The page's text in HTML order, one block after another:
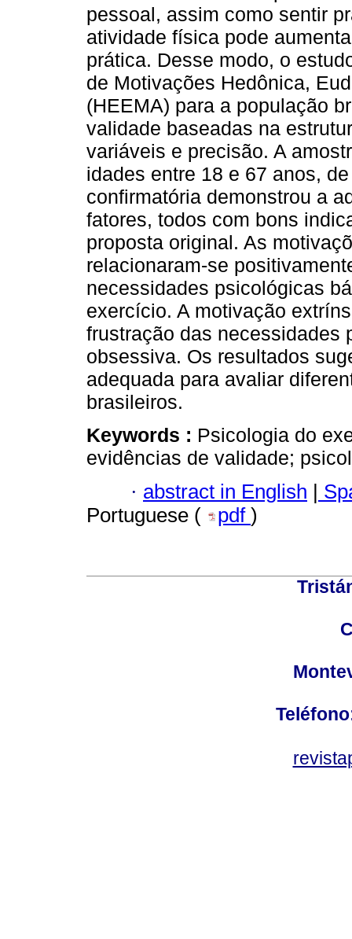
pessoal, assim como sentir
atividade física pode
prática. Desse modo, o
de Motivações Hedônica,
(HEEMA) para a população
validade baseadas na
variáveis e precisão. A
idades entre 18 e 67 anos,
confirmatória demonstrou a
fatores, todos com bons
proposta original. As
relacionaram-se
necessidades psicológicas
exercício. A motivação
frustração das necessidades
obsessiva. Os resultados
adequada para avaliar
brasileiros.
Keywords : Psicologia do
evidências de validade;
· abstract in English |
Portuguese (
pdf )